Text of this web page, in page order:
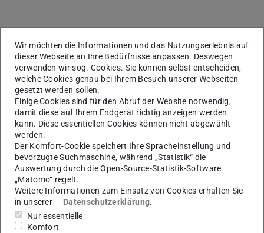
Umfrageleiter
Ihr Kontakt am PTW
Wir möchten die Informationen und das Nutzungserlebnis auf
dieser Webseite an Ihre Bedürfnisse anpassen. Deswegen
verwenden wir sog. Cookies. Sie können selbst entscheiden,
welche Cookies genau bei Ihrem Besuch unserer Webseiten
gesetzt werden sollen.
Einige Cookies sind für den Abruf der Website notwendig,
damit diese auf Ihrem Endgerät richtig anzeigen werden
kann. Diese essentiellen Cookies können nicht abgewählt
werden.
Der Komfort-Cookie speichert Ihre Spracheinstellung und
bevorzugte Suchmaschine, während „Statistik“ die
Auswertung durch die Open-Source-Statistik-Software
„Matomo“ regelt.
Weitere Informationen zum Einsatz von Cookies erhalten Sie
in unserer
Datenschutzerklärung.
Nur essentielle
Komfort